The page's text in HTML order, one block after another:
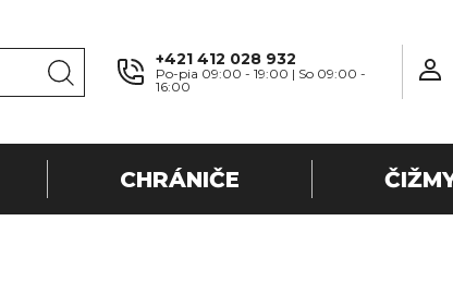
+421 412 028 932
Po-pia 09:00 - 19:00 | So 09:00 -
16:00
CHRÁNIČE